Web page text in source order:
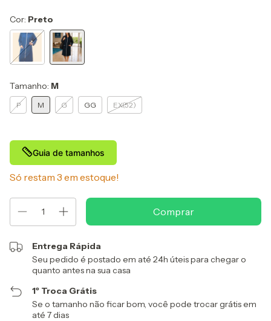
Cor: Preto
Tamanho: M
P M G GG EX(52)
Guia de tamanhos
Só restam 3 em estoque!
Entrega Rápida
Seu pedido é postado em até 24h úteis para chegar o
quanto antes na sua casa
1º Troca Grátis
Se o tamanho não ficar bom, você pode trocar grátis em
até 7 dias